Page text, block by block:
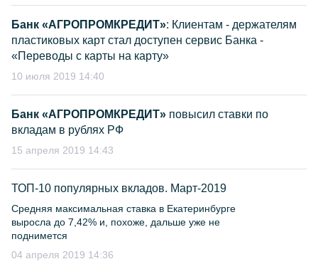
Банк «АГРОПРОМКРЕДИТ»: Клиентам - держателям
пластиковых карт стал доступен сервис Банка -
«Переводы с карты на карту»
10 июля 2019 14:40
Банк «АГРОПРОМКРЕДИТ» повысил ставки по
вкладам в рублях РФ
15 апреля 2019 14:43
ТОП-10 популярных вкладов. Март-2019
Средняя максимальная ставка в Екатеринбурге
выросла до 7,42% и, похоже, дальше уже не
поднимется
04 апреля 2019 14:36